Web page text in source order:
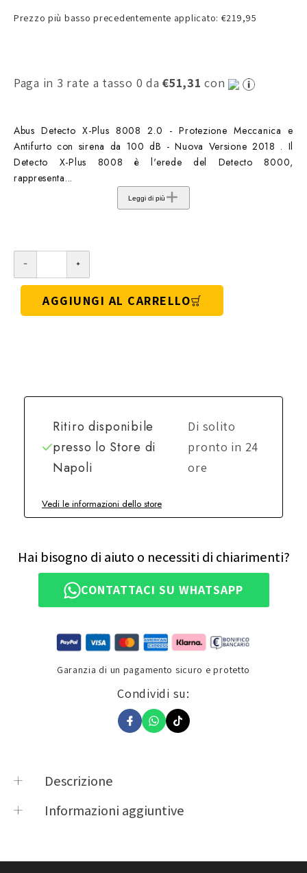
Prezzo più basso precedentemente applicato: €219,95
Paga in 3 rate a tasso 0 da€51,31 con
Abus Detecto X-Plus 8008 2.0 - Protezione Meccanica e
Antifurto con sirena da 100 dB - Nuova Versione 2018 . Il
Detecto X-Plus 8008 è l'erede del Detecto 8000,
rappresenta...
Leggi di più
AGGIUNGI AL CARRELLO
Ritiro disponibile
presso lo Store di
Napoli
Di solito
pronto in 24
ore
Vedi le informazioni dello store
Hai bisogno di aiuto o necessiti di chiarimenti?
CONTATTACI SU WHATSAPP
Garanzia di un pagamento sicuro e protetto
Condividi su:
Descrizione
Abus Detecto X-Plus 8008 2.0 - Protezione
Meccanica e Antifurto con sirena da 100 dB - Nuova
Informazioni aggiuntive